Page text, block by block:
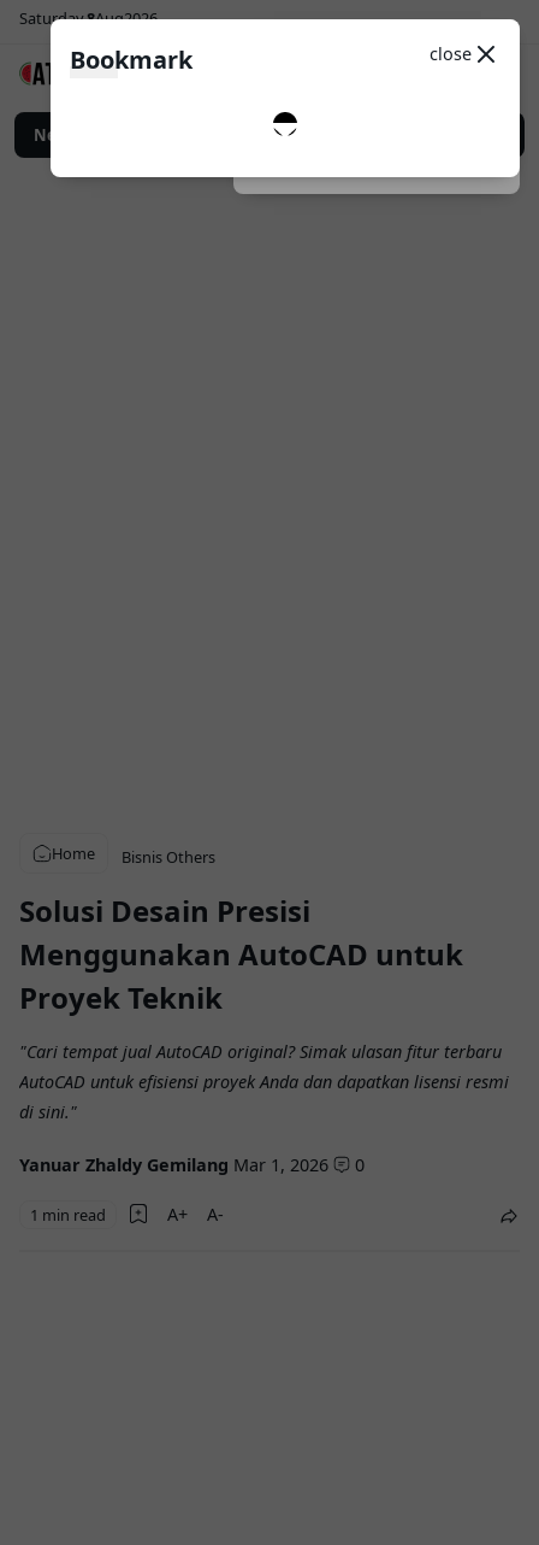
Saturday8Aug2026
Light
News
Digital untuk Promosi Bisnis yang Lebih Efektif
Home Bisnis Others
Solusi Desain Presisi
Menggunakan AutoCAD untuk
Proyek Teknik
"Cari tempat jual AutoCAD original? Simak ulasan fitur terbaru
AutoCAD untuk efisiensi proyek Anda dan dapatkan lisensi resmi
di sini."
Yanuar Zhaldy Gemilang Mar 1, 2026 0
1 min read
Bookmark close